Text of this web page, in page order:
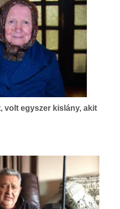
volt egyszer kislány, akit